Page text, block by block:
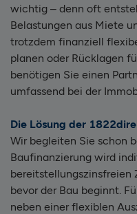
wichtig – denn oft
Belastungen aus Miete
trotzdem finanziell
planen oder Rücklagen
benötigen Sie einen
umfassend bei der
Die Lösung der
Wir begleiten Sie schon
Baufinanzierung wird
bereitstellungszinsfreien
bevor der Bau beginnt.
neben einer flexiblen